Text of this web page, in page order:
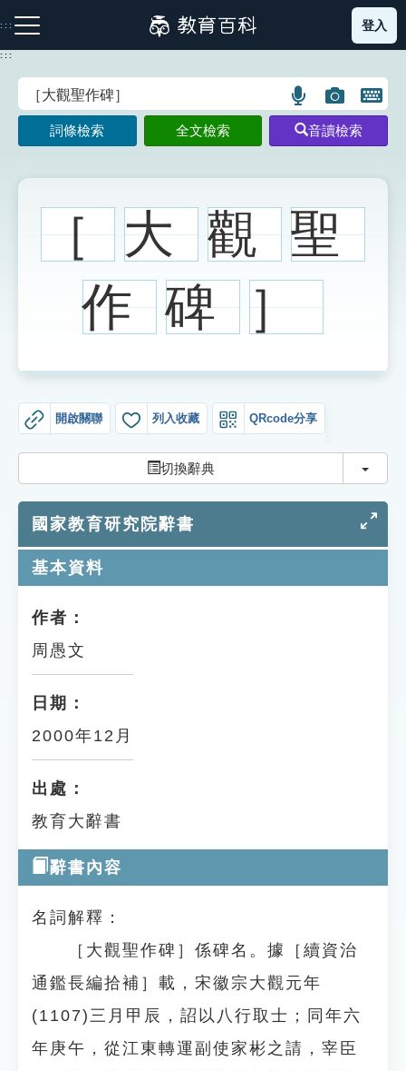
到
主
:::
注音索引圖示 筆畫索引圖示 部首索引表圖示
網站導覽
生字詞彙表
成語故事
索引選單
知識索引
生命大百科索引
遊戲專區
教學應用
貓頭鷹博士
登入
:::
語
言
搜
示
圖
片
搜
示
開
鍵
圖
詞條檢索 全文檢索 音讀檢索
［ 大 觀 聖
作 碑 ］
開啟關聯 列入收藏 QRcode分享
切換辭典 切換
國家教育研究院辭書
基本資料
作者：
周愚文
日期：
2000年12月
出處：
教育大辭書
辭書內容
名詞解釋：
［大觀聖作碑］係碑名。據［續資治
通鑑長編拾補］載，宋徽宗大觀元年
(1107)三月甲辰，詔以八行取士；同年六
年庚午，從江東轉運副使家彬之請，宰臣